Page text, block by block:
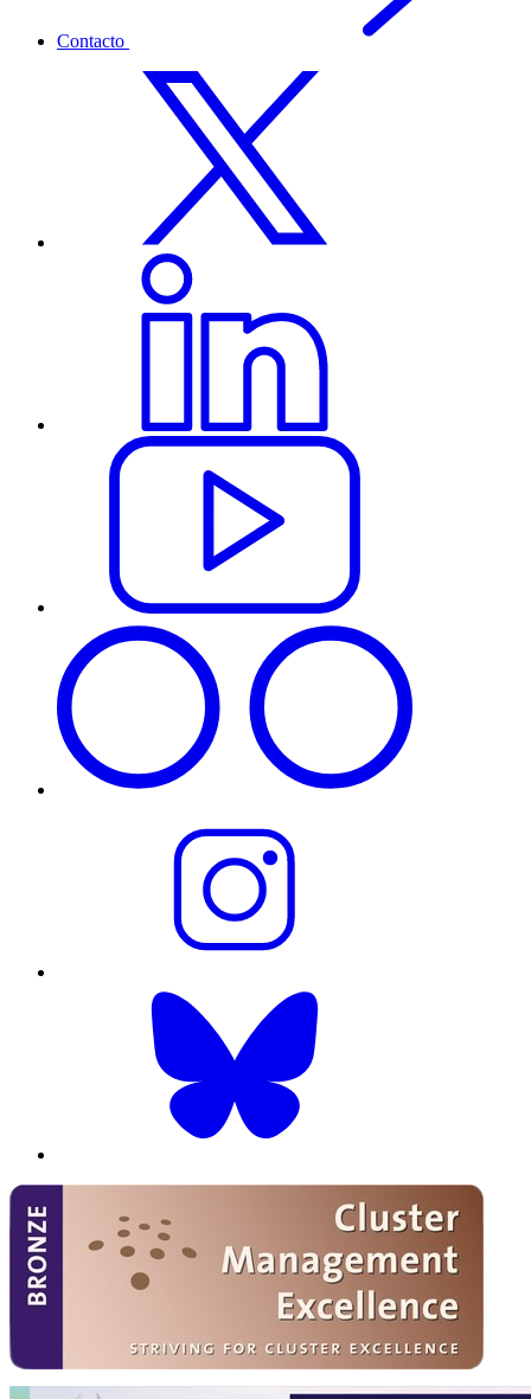
Contacto